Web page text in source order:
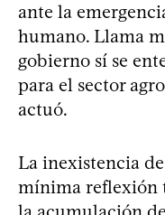
ante la
humano. Llama
gobierno sí se
para el sector
actuó.
La inexistencia
mínima reflexión